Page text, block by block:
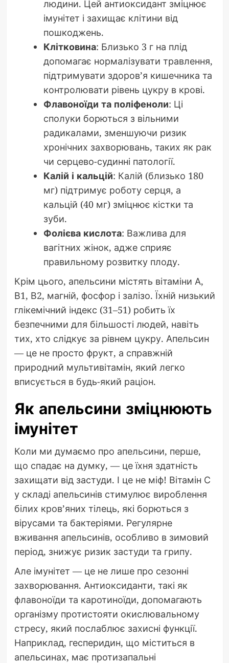
людини. Цей антиоксидант зміцнює
імунітет і захищає клітини від
пошкоджень.
Клітковина: Близько 3 г на плід
допомагає нормалізувати травлення,
підтримувати здоров’я кишечника та
контролювати рівень цукру в крові.
Флавоноїди та поліфеноли: Ці
сполуки борються з вільними
радикалами, зменшуючи ризик
хронічних захворювань, таких як рак
чи серцево-судинні патології.
Калій і кальцій: Калій (близько 180
мг) підтримує роботу серця, а
кальцій (40 мг) зміцнює кістки та
зуби.
Фолієва кислота: Важлива для
вагітних жінок, адже сприяє
правильному розвитку плоду.
Крім цього, апельсини містять вітаміни А,
В1, В2, магній, фосфор і залізо. Їхній низький
глікемічний індекс (31–51) робить їх
безпечними для більшості людей, навіть
тих, хто слідкує за рівнем цукру. Апельсин
— це не просто фрукт, а справжній
природний мультивітамін, який легко
вписується в будь-який раціон.
Як апельсини зміцнюють
імунітет
Коли ми думаємо про апельсини, перше,
що спадає на думку, — це їхня здатність
захищати від застуди. І це не міф! Вітамін С
у складі апельсинів стимулює вироблення
білих кров’яних тілець, які борються з
вірусами та бактеріями. Регулярне
вживання апельсинів, особливо в зимовий
період, знижує ризик застуди та грипу.
Але імунітет — це не лише про сезонні
захворювання. Антиоксиданти, такі як
флавоноїди та каротиноїди, допомагають
організму протистояти окислювальному
стресу, який послаблює захисні функції.
Наприклад, гесперидин, що міститься в
апельсинах, має протизапальні